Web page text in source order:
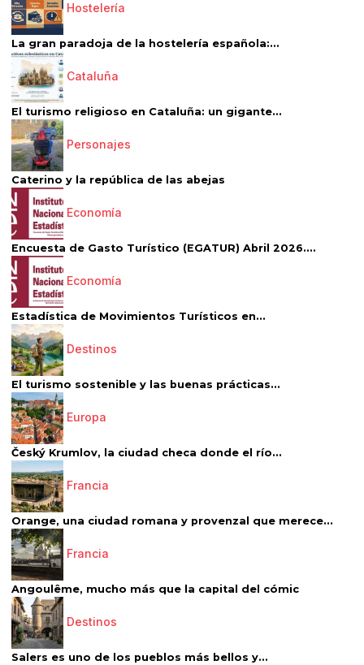
Hostelería
La gran paradoja de la hostelería española:...
Cataluña
El turismo religioso en Cataluña: un gigante...
Personajes
Caterino y la república de las abejas
Economía
Encuesta de Gasto Turístico (EGATUR) Abril 2026....
Economía
Estadística de Movimientos Turísticos en...
Destinos
El turismo sostenible y las buenas prácticas...
Europa
Český Krumlov, la ciudad checa donde el río...
Francia
Orange, una ciudad romana y provenzal que merece...
Francia
Angoulême, mucho más que la capital del cómic
Destinos
Salers es uno de los pueblos más bellos y...